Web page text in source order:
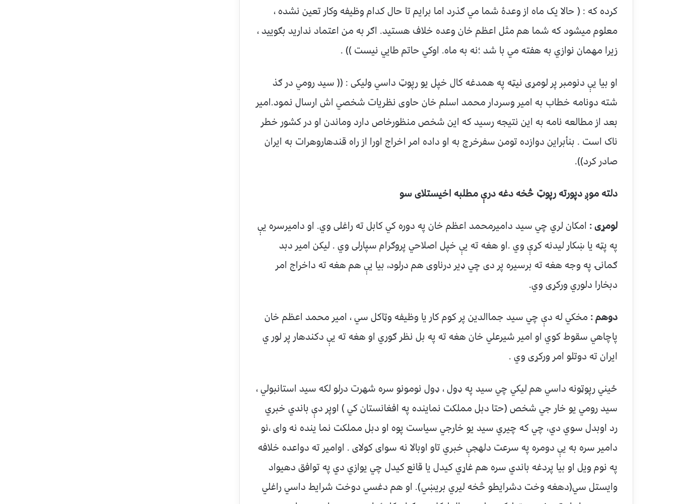
کرده که : ( حالا يک ماه از وعدۀ شما مي ګذرد اما برايم تا حال کدام وظيفه وکار تعين نشده ،
معلوم ميشود که شما هم مثل اعظم خان وعده خلاف هستيد. اګر به من اعتماد نداريد بګوييد ،
زيرا مهمان نوازي به هفته مي با شد ؛نه به ماه. اوکي حاتم طايي نيست )) .
او بيا يې دنومبر پر لومړی نيټه په همدغه کال خپل يو رپوټ داسي وليکی : (( سيد رومي در ګذ
شته دونامه خطاب به امير وسردار محمد اسلم خان حاوی نظريات شخصي اش ارسال نمود.امير
بعد از مطالعه نامه به اين نتيجه رسيد که اين شخص منظورخاص دارد وماندن او در کشور خطر
ناک است . بنأبراين دوازده تومن سفرخرچ به او داده امر اخراج اورا از راه قندهاروهرات به ايران
صادر کرد)).
دلته موږ دپورته رپوټ څخه دغه درې مطلبه اخيستلای سو
لومړی : امکان لري چي سيد داميرمحمد اعظم خان په دوره کي کابل ته راغلی وي. او داميرسره يې
په پټه يا ښکار ليدنه کړې وي .او هغه ته يې خپل اصلاحي پروګرام سپارلی وي . ليکن امير دبد
ګمانۍ په وجه هغه ته برسيره پر دی چي ډير درناوی هم درلود، بيا يې هم هغه ته داخراج امر
دبخارا دلوري ورکړی وي.
دوهم : مخکي له دې چي سيد جماالدين پر کوم کار يا وظيفه وټاکل سي ، امير محمد اعظم خان
پاچاهي سقوط کوي او امير شيرعلي خان هغه ته په بل نظر ګوري او هغه ته يې دکندهار پر لور ي
ايران ته دوتلو امر ورکړی وي .
ځيني رپوټونه داسي هم ليکي چي سيد په ډول ، ډول نومونو سره شهرت درلو لکه سيد استانبولي ،
سيد رومي يو خار جي شخص (حتا دبل مملکت نماينده په افغانستان کي ) اوپر دې باندي خبري
رد اوبدل سوي دي، چي که چيري سيد يو خارجي سياست پوه او دبل مملکت نما ينده نه وای ،نو
دامير سره به يې دومره په سرعت دلهجې خبري تاو اوبالا نه سوای کولای . اوامير ته دواعده خلافه
په نوم ويل او بيا پردغه باندي سره هم غاړي کيدل يا قانع کيدل چي يوازي دي په توافق دهيواد
وايستل سي(دهغه وخت دشرايطو څخه ليري بريښي). او هم دغسي دوخت شرايط داسي راغلي